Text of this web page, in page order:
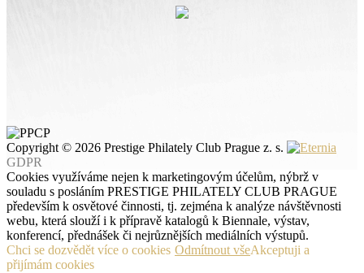
Copyright © 2026 Prestige Philately Club Prague z. s.
GDPR
Cookies využíváme nejen k marketingovým účelům, nýbrž v
souladu s posláním PRESTIGE PHILATELY CLUB PRAGUE
především k osvětové činnosti, tj. zejména k analýze návštěvnosti
webu, která slouží i k přípravě katalogů k Biennale, výstav,
konferencí, přednášek či nejrůznějších mediálních výstupů.
Chci se dozvědět více o cookies Odmítnout všeAkceptuji a
přijímám cookies